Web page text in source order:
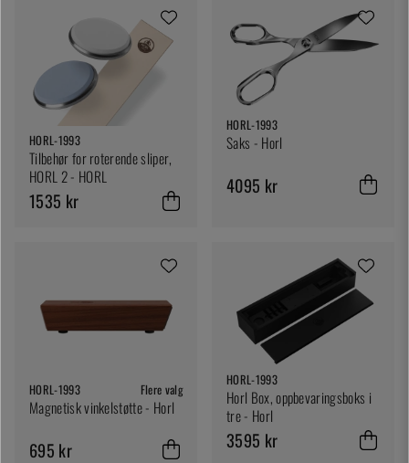
HORL-1993
Tilbehør for roterende sliper,
HORL 2 - HORL
1535 kr
HORL-1993
Saks - Horl
4095 kr
HORL-1993 Flere valg
Magnetisk vinkelstøtte - Horl
695 kr
HORL-1993
Horl Box, oppbevaringsboks i
tre - Horl
3595 kr